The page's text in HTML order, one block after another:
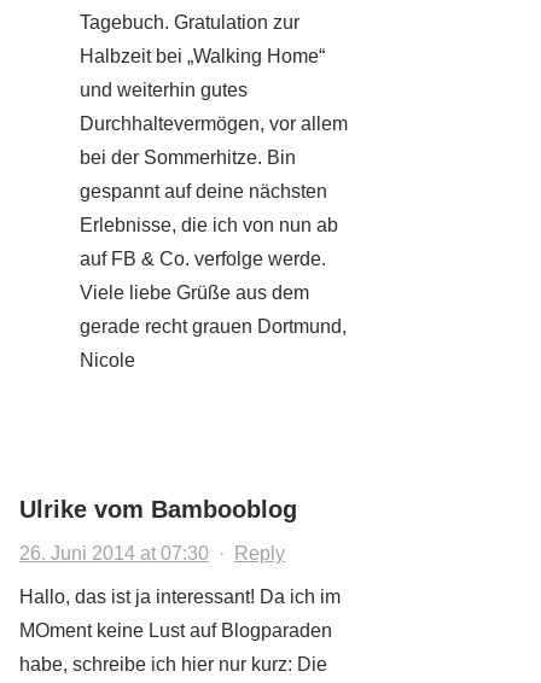
Tagebuch. Gratulation zur
Halbzeit bei „Walking Home“
und weiterhin gutes
Durchhaltevermögen, vor allem
bei der Sommerhitze. Bin
gespannt auf deine nächsten
Erlebnisse, die ich von nun ab
auf FB & Co. verfolge werde.
Viele liebe Grüße aus dem
gerade recht grauen Dortmund,
Nicole
Ulrike vom Bambooblog
26. Juni 2014 at 07:30 · Reply
Hallo, das ist ja interessant! Da ich im
MOment keine Lust auf Blogparaden
habe, schreibe ich hier nur kurz: Die